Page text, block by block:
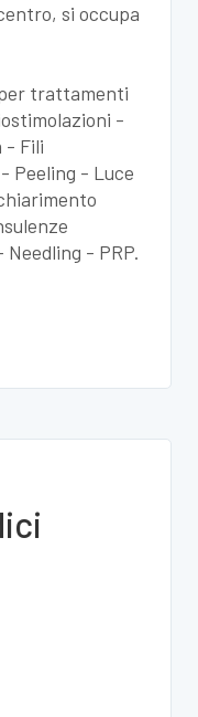
si occupa
trattamenti
-
- Fili
Peeling - Luce
- PRP.